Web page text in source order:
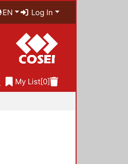
EN Log In
My List[0]